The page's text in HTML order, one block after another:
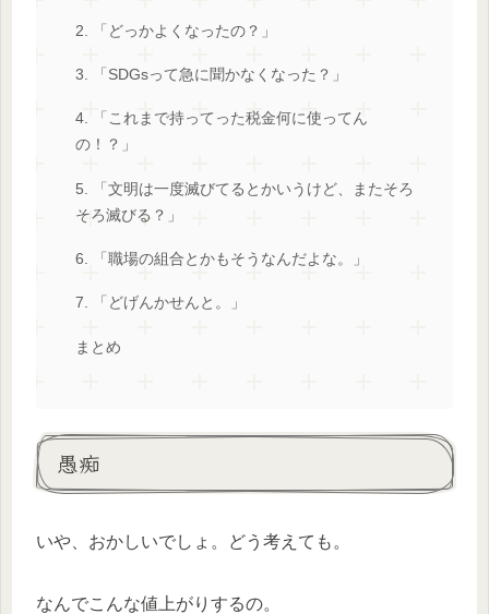
2. 「どっかよくなったの？」
3. 「SDGsって急に聞かなくなった？」
4. 「これまで持ってった税金何に使ってん
の！？」
5. 「文明は一度滅びてるとかいうけど、またそろ
そろ滅びる？」
6. 「職場の組合とかもそうなんだよな。」
7. 「どげんかせんと。」
まとめ
愚痴
いや、おかしいでしょ。どう考えても。
なんでこんな値上がりするの。